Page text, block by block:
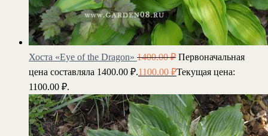
Хоста «Eye of the Dragon» 1400.00₽ Первоначальная
цена составляла 1400.00 ₽.1100.00 ₽Текущая цена:
1100.00 ₽.